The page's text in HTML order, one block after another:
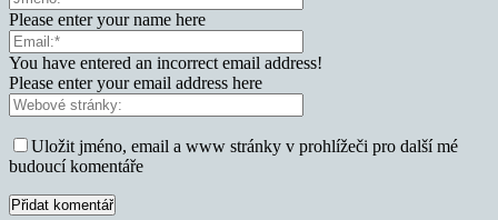
Please enter your name here
You have entered an incorrect email address!
Please enter your email address here
Uložit jméno, email a www stránky v prohlížeči pro další mé
budoucí komentáře